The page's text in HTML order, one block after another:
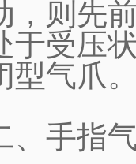
，则先
于受压
型气爪
、手指